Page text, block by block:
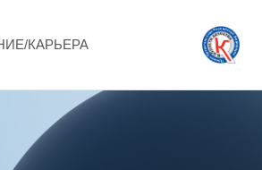
КАРЬЕРА
ПРОДУКЦИЯ И УСЛУГИ